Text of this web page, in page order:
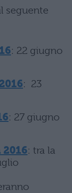
seguente
: 22 giugno
: 23
: 27 giugno
: tra la